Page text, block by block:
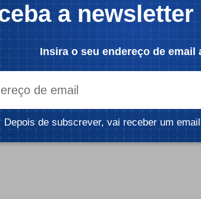
a newsletter
Insira o seu endereço de email
Depois de subscrever, vai receber um